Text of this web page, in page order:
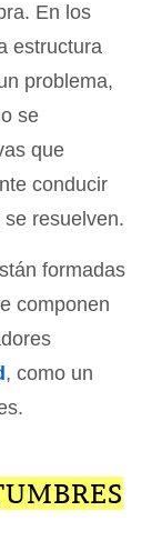
En los
estructura
problema,
se
que
conducir
resuelven.
formadas
componen
, como un